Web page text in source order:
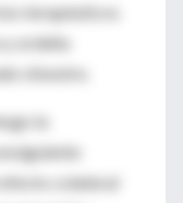
terapéuticos
ordeña
silvestre.
la
colateral